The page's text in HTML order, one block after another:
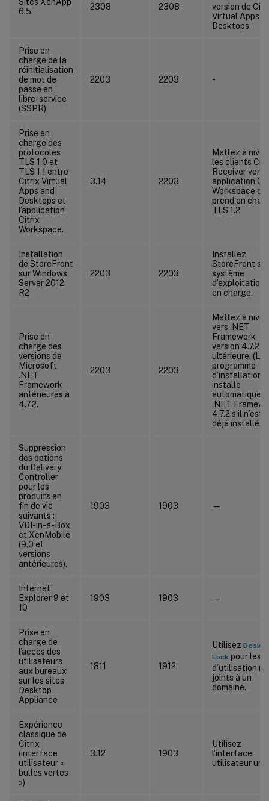
6.5.
2308 2308
version de
Virtual Apps
Desktops.
Prise en
charge de la
réinitialisation
de mot de
passe en
libre-service
(SSPR)
2203 2203 -
Prise en
charge des
protocoles
TLS 1.0 et
TLS 1.1 entre
Citrix Virtual
Apps and
Desktops et
l’application
Citrix
Workspace.
3.14 2203
Mettez à
les clients
Receiver vers
application
Workspace qui
prend en
TLS 1.2
Installation
de StoreFront
sur Windows
Server 2012
R2
2203 2203
Installez
StoreFront
système
d’exploitation
en charge.
Prise en
charge des
versions de
Microsoft
.NET
Framework
antérieures à
4.7.2.
2203 2203
Mettez à
vers .NET
Framework
version 4.7.2
ultérieure. (Le
programme
d’installation
installe
.NET
4.7.2 s’il n’est
déjà installé.)
Suppression
des options
du Delivery
Controller
pour les
produits en
fin de vie
suivants :
VDI-in-a-Box
et XenMobile
(9.0 et
versions
antérieures).
1903 1903 —
Internet
Explorer 9 et
10
1903 1903 —
Prise en
charge de
l’accès des
utilisateurs
aux bureaux
sur les sites
Desktop
Appliance
1811 1912
Utilisez
Lock pour les
d’utilisation
joints à un
domaine.
Expérience
classique de
Citrix
(interface
utilisateur «
bulles vertes
»)
3.12 1903
Utilisez
l’interface
utilisateur